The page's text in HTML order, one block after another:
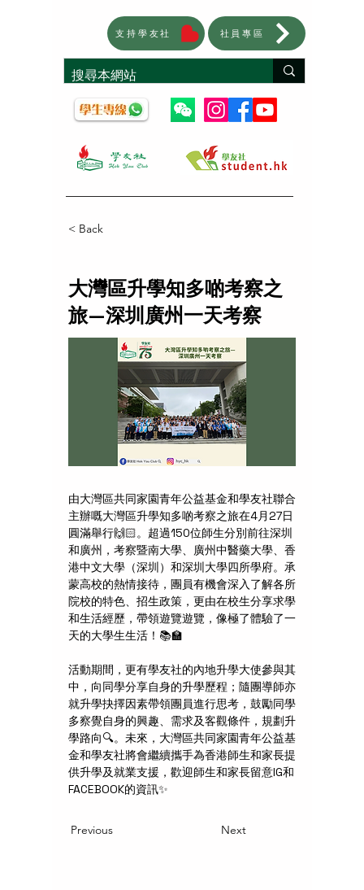
支持學友社 社員專區
< Back
大灣區升學知多啲考察之
旅—深圳廣州一天考察
由大灣區共同家園青年公益基金和學友社聯合
主辦嘅大灣區升學知多啲考察之旅在4月27日
圓滿舉行🙌🏻。超過150位師生分別前往深圳
和廣州，考察暨南大學、廣州中醫藥大學、香
港中文大學（深圳）和深圳大學四所學府。承
蒙高校的熱情接待，團員有機會深入了解各所
院校的特色、招生政策，更由在校生分享求學
和生活經歷，帶領遊覽遊覽，像極了體驗了一
天的大學生生活！📚🏫
活動期間，更有學友社的內地升學大使參與其
中，向同學分享自身的升學歷程；隨團導師亦
就升學抉擇因素帶領團員進行思考，鼓勵同學
多察覺自身的興趣、需求及客觀條件，規劃升
學路向🔍。未來，大灣區共同家園青年公益基
金和學友社將會繼續攜手為香港師生和家長提
供升學及就業支援，歡迎師生和家長留意IG和
FACEBOOK的資訊✨
Previous Next